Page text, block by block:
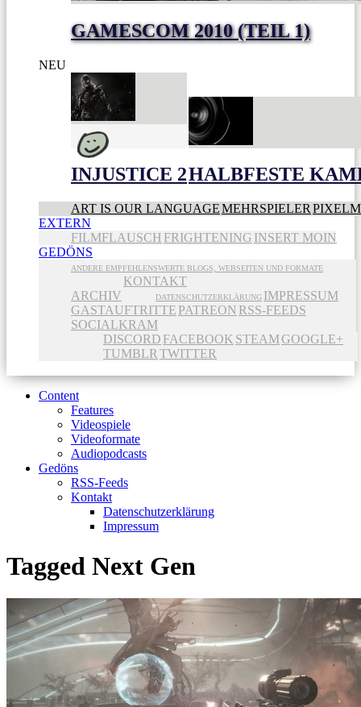
GAMESCOM 2010 (TEIL 1)
NEU
INJUSTICE 2HALBFESTE
ART IS OUR LANGUAGEMEHRSPIELER
EXTERN
FILMFLAUSCH FRIGHTENING INSERT MOIN
GEDÖNS
ANDERE EMPFEHLENSWERTE BLOGS, WEBSEITEN UND FORMATE
ARCHIV
KONTAKT
DATENSCHUTZERKLÄRUNG IMPRESSUM
GASTAUFTRITTE PATREON RSS-FEEDS
SOCIALKRAM
DISCORD FACEBOOK STEAMGOOGLE+
TUMBLR TWITTER
Content
Features
Videospiele
Videoformate
Audiopodcasts
Gedöns
RSS-Feeds
Kontakt
Datenschutzerklärung
Impressum
Tagged Next Gen